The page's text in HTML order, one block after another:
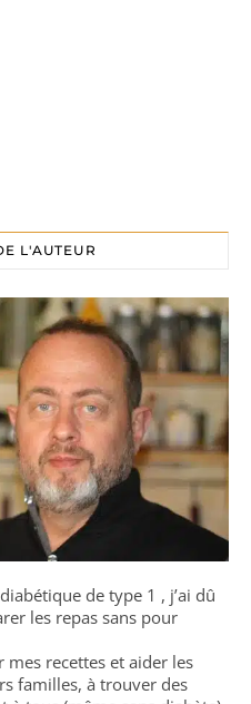
L'AUTEUR
de type 1 , j’ai dû
les repas sans pour
mes recettes et aider les
familles, à trouver des